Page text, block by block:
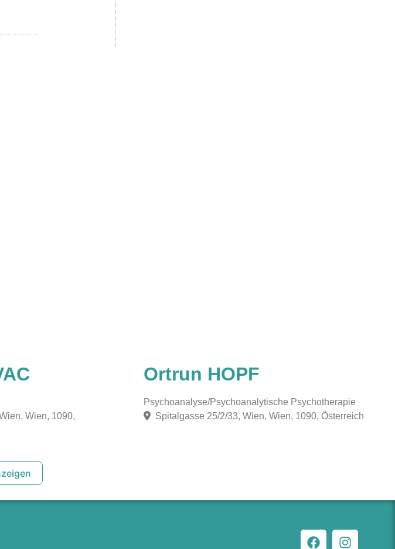
Wien, 1090,
Ortrun HOPF
Psychoanalyse/Psychoanalytische Psychotherapie
Spitalgasse 25/2/33, Wien, Wien, 1090, Österreich